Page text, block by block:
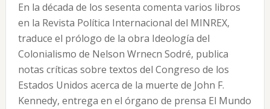
En la década de los sesenta comenta varios libros
en la Revista Política Internacional del MINREX,
traduce el prólogo de la obra Ideología del
Colonialismo de Nelson Wrnecn Sodré, publica
notas críticas sobre textos del Congreso de los
Estados Unidos acerca de la muerte de John F.
Kennedy, entrega en el órgano de prensa El Mundo